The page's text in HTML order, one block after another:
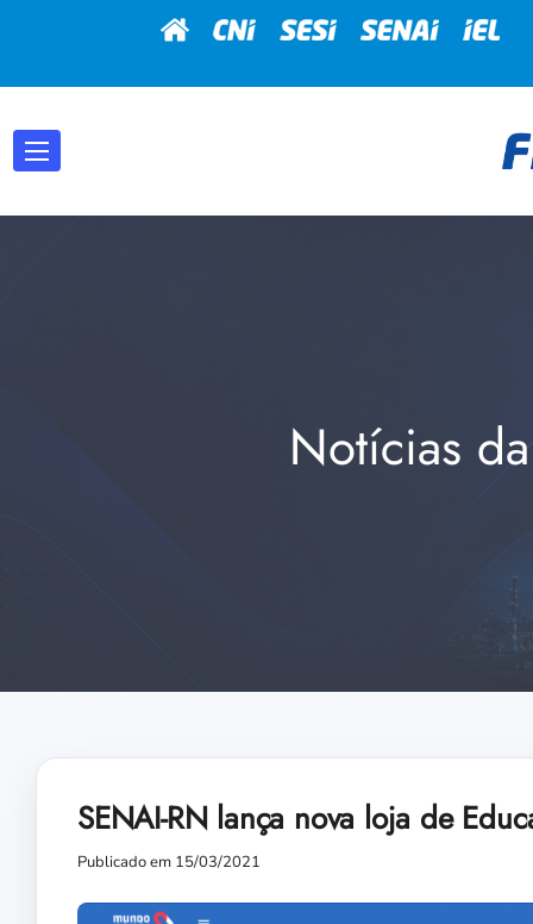
Notícias
SENAI-RN lança nova loja de
Publicado em 15/03/2021